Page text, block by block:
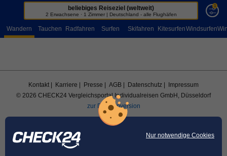
Sportreisen
Nur notwendige Cookies
Kontakt | Karriere | Presse | AGB | Datenschutz
| Impressum
© 2026 CHECK24 Vergleichsportal Individualreisen GmbH, Düsseldorf
zur Desktopversion
beliebiges Reiseziel (weltweit)
2 Erwachsene · 1 Zimmer | Deutschland - alle Flughäfen
1
Wandern Tauchen Radfahren Surfen Skifahren KitesurfenWindsurfen